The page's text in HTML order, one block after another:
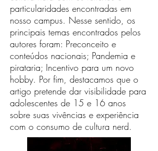
particularidades encontradas em
nosso campus. Nesse sentido, os
principais temas encontrados pelos
autores foram: Preconceito e
conteúdos nacionais; Pandemia e
pirataria; Incentivo para um novo
hobby. Por fim, destacamos que o
artigo pretende dar visibilidade para
adolescentes de 15 e 16 anos
sobre suas vivências e experiência
com o consumo de cultura nerd.